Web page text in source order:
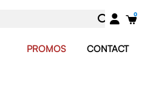
PROMOS CONTACT